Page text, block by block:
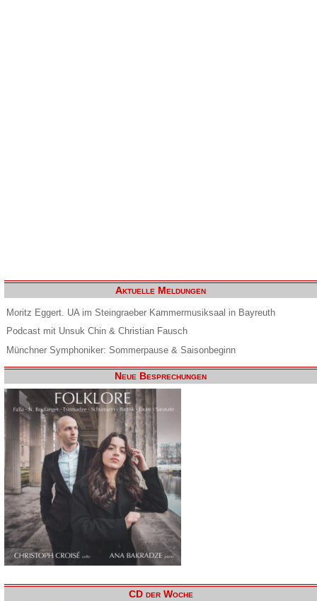
Aktuelle Meldungen
Moritz Eggert. UA im Steingraeber Kammermusiksaal in Bayreuth
Podcast mit Unsuk Chin & Christian Fausch
Münchner Symphoniker: Sommerpause & Saisonbeginn
Neue Besprechungen
CD der Woche